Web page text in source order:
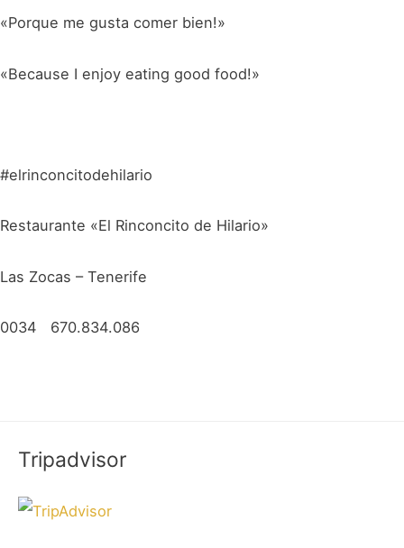
«Porque me gusta comer bien!»
«Because I enjoy eating good food!»
#elrinconcitodehilario
Restaurante «El Rinconcito de Hilario»
Las Zocas – Tenerife
0034 670.834.086
Tripadvisor